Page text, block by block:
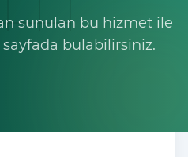
sunulan bu hizmet ile
bulabilirsiniz.